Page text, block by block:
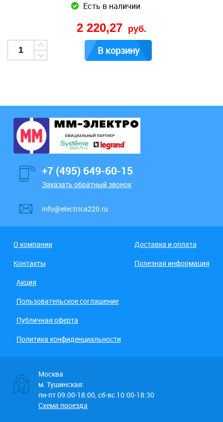
Есть в наличии
2 220,27 руб.
В корзину
+7 (495) 649-60-15
Заказать обратный звонок
info@electrica220.ru
О компании
Доставка и оплата
Контакты
Полезная информация
Акция
Пользовательское соглашение
Публичная оферта
Политика конфиденциальности
Москва
м. Тушинская:
пн-пт 09:00-18:00, сб-вс 10:00-18:30
Схема проезда